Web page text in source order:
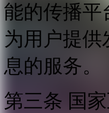
能的传播平
为用户提
息的服务。
第三条 国